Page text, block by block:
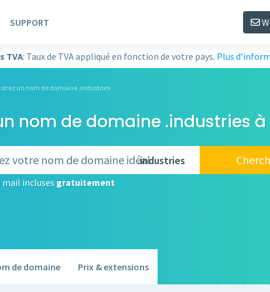
SUPPORT
TVA: Taux de TVA appliqué en fonction de votre pays. Plus
un nom de domaine .industries
nom de domaine .industries
.industries
mail incluses gratuitement
de domaine Prix & extensions